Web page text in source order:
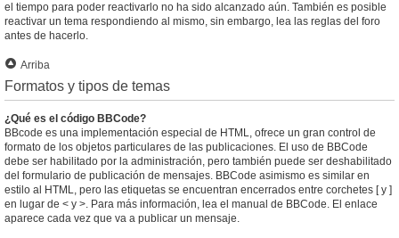
el tiempo para poder reactivarlo no ha sido alcanzado aún. También es posible
reactivar un tema respondiendo al mismo, sin embargo, lea las reglas del foro
antes de hacerlo.
Arriba
Formatos y tipos de temas
¿Qué es el código BBCode?
BBcode es una implementación especial de HTML, ofrece un gran control de
formato de los objetos particulares de las publicaciones. El uso de BBCode
debe ser habilitado por la administración, pero también puede ser deshabilitado
del formulario de publicación de mensajes. BBCode asimismo es similar en
estilo al HTML, pero las etiquetas se encuentran encerrados entre corchetes [ y ]
en lugar de < y >. Para más información, lea el manual de BBCode. El enlace
aparece cada vez que va a publicar un mensaje.